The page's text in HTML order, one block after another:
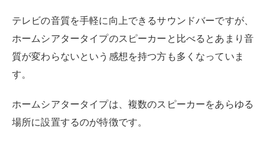
テレビの音質を手軽に向上できるサウンドバーですが、
ホームシアタータイプのスピーカーと比べるとあまり音
質が変わらないという感想を持つ方も多くなっていま
す。
ホームシアタータイプは、複数のスピーカーをあらゆる
場所に設置するのが特徴です。